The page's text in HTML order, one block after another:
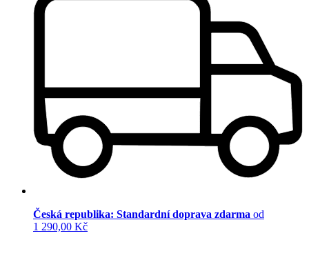
Česká republika: Standardní doprava zdarma od
1 290,00 Kč